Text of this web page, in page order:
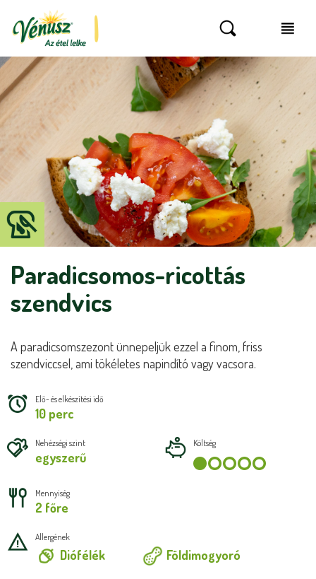
Paradicsomos-ricottás
szendvics
A paradicsomszezont ünnepeljük ezzel a finom, friss
szendviccsel, ami tökéletes napindító vagy vacsora.
Elő- és elkészítési idő
10 perc
Nehézségi szint
egyszerű
Költség
Mennyiség
2 főre
Allergének
Diófélék Földimogyoró